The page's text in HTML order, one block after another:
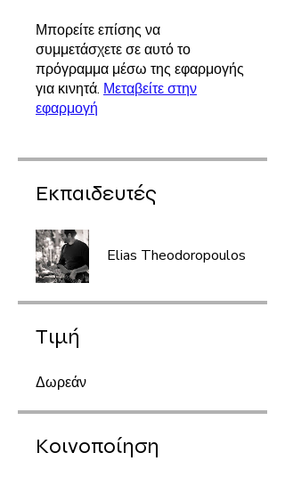
Μπορείτε επίσης να
συμμετάσχετε σε αυτό το
πρόγραμμα μέσω της εφαρμογής
για κινητά. Μεταβείτε στην
εφαρμογή
Εκπαιδευτές
Elias Theodoropoulos
Τιμή
Δωρεάν
Κοινοποίηση